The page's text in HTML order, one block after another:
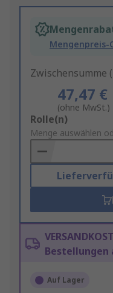
Mengenpreis-
Zwischensumme
47,47 €
(ohne MwSt.)
Add
to
Basket
Rolle(n)
Menge auswählen
Bestellungen
Auf Lager